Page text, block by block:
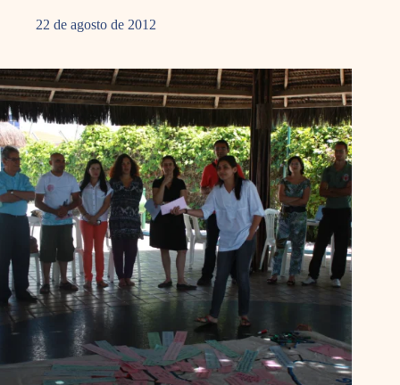
22 de agosto de 2012